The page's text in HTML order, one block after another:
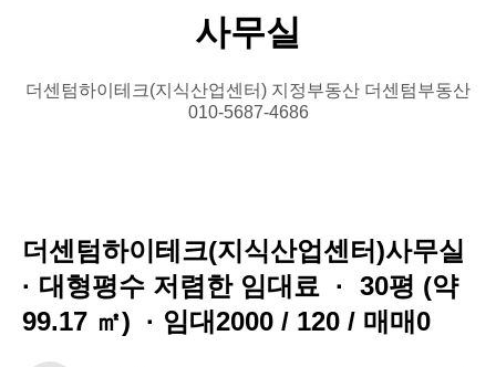
사무실
더센텀하이테크(지식산업센터) 지정부동산 더센텀부동산
010-5687-4686
더센텀하이테크(지식산업센터)사무실
· 대형평수 저렴한 임대료 · 30평 (약
99.17 ㎡) · 임대2000 / 120 / 매매0